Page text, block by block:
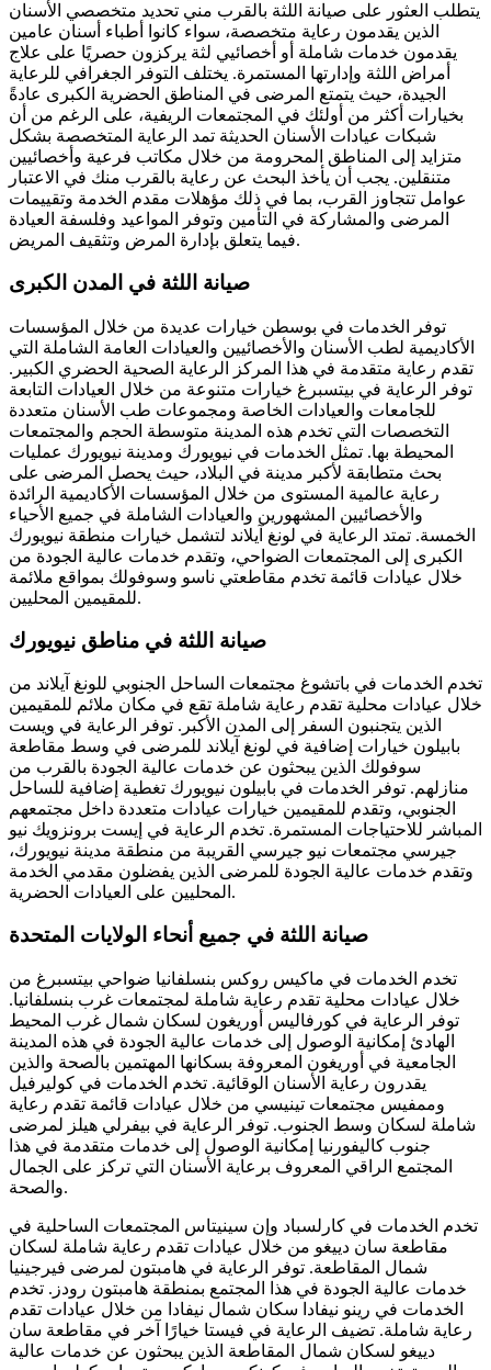
يتطلب العثور على صيانة اللثة بالقرب مني تحديد متخصصي الأسنان
الذين يقدمون رعاية متخصصة، سواء كانوا أطباء أسنان عامين
يقدمون خدمات شاملة أو أخصائيي لثة يركزون حصريًا على علاج
أمراض اللثة وإدارتها المستمرة. يختلف التوفر الجغرافي للرعاية
الجيدة، حيث يتمتع المرضى في المناطق الحضرية الكبرى عادةً
بخيارات أكثر من أولئك في المجتمعات الريفية، على الرغم من أن
شبكات عيادات الأسنان الحديثة تمد الرعاية المتخصصة بشكل
متزايد إلى المناطق المحرومة من خلال مكاتب فرعية وأخصائيين
متنقلين. يجب أن يأخذ البحث عن رعاية بالقرب منك في الاعتبار
عوامل تتجاوز القرب، بما في ذلك مؤهلات مقدم الخدمة وتقييمات
المرضى والمشاركة في التأمين وتوفر المواعيد وفلسفة العيادة
فيما يتعلق بإدارة المرض وتثقيف المريض.
صيانة اللثة في المدن الكبرى
توفر الخدمات في بوسطن خيارات عديدة من خلال المؤسسات
الأكاديمية لطب الأسنان والأخصائيين والعيادات العامة الشاملة التي
تقدم رعاية متقدمة في هذا المركز الرعاية الصحية الحضري الكبير.
توفر الرعاية في بيتسبرغ خيارات متنوعة من خلال العيادات التابعة
للجامعات والعيادات الخاصة ومجموعات طب الأسنان متعددة
التخصصات التي تخدم هذه المدينة متوسطة الحجم والمجتمعات
المحيطة بها. تمثل الخدمات في نيويورك ومدينة نيويورك عمليات
بحث متطابقة لأكبر مدينة في البلاد، حيث يحصل المرضى على
رعاية عالمية المستوى من خلال المؤسسات الأكاديمية الرائدة
والأخصائيين المشهورين والعيادات الشاملة في جميع الأحياء
الخمسة. تمتد الرعاية في لونغ آيلاند لتشمل خيارات منطقة نيويورك
الكبرى إلى المجتمعات الضواحي، وتقدم خدمات عالية الجودة من
خلال عيادات قائمة تخدم مقاطعتي ناسو وسوفولك بمواقع ملائمة
للمقيمين المحليين.
صيانة اللثة في مناطق نيويورك
تخدم الخدمات في باتشوغ مجتمعات الساحل الجنوبي للونغ آيلاند من
خلال عيادات محلية تقدم رعاية شاملة تقع في مكان ملائم للمقيمين
الذين يتجنبون السفر إلى المدن الأكبر. توفر الرعاية في ويست
بابيلون خيارات إضافية في لونغ آيلاند للمرضى في وسط مقاطعة
سوفولك الذين يبحثون عن خدمات عالية الجودة بالقرب من
منازلهم. توفر الخدمات في بابيلون نيويورك تغطية إضافية للساحل
الجنوبي، وتقدم للمقيمين خيارات عيادات متعددة داخل مجتمعهم
المباشر للاحتياجات المستمرة. تخدم الرعاية في إيست برونزويك نيو
جيرسي مجتمعات نيو جيرسي القريبة من منطقة مدينة نيويورك،
وتقدم خدمات عالية الجودة للمرضى الذين يفضلون مقدمي الخدمة
المحليين على العيادات الحضرية.
صيانة اللثة في جميع أنحاء الولايات المتحدة
تخدم الخدمات في ماكيس روكس بنسلفانيا ضواحي بيتسبرغ من
خلال عيادات محلية تقدم رعاية شاملة لمجتمعات غرب بنسلفانيا.
توفر الرعاية في كورفاليس أوريغون لسكان شمال غرب المحيط
الهادئ إمكانية الوصول إلى خدمات عالية الجودة في هذه المدينة
الجامعية في أوريغون المعروفة بسكانها المهتمين بالصحة والذين
يقدرون رعاية الأسنان الوقائية. تخدم الخدمات في كوليرفيل
وممفيس مجتمعات تينيسي من خلال عيادات قائمة تقدم رعاية
شاملة لسكان وسط الجنوب. توفر الرعاية في بيفرلي هيلز لمرضى
جنوب كاليفورنيا إمكانية الوصول إلى خدمات متقدمة في هذا
المجتمع الراقي المعروف برعاية الأسنان التي تركز على الجمال
والصحة.
تخدم الخدمات في كارلسباد وإن سينيتاس المجتمعات الساحلية في
مقاطعة سان دييغو من خلال عيادات تقدم رعاية شاملة لسكان
شمال المقاطعة. توفر الرعاية في هامبتون لمرضى فيرجينيا
خدمات عالية الجودة في هذا المجتمع بمنطقة هامبتون رودز. تخدم
الخدمات في رينو نيفادا سكان شمال نيفادا من خلال عيادات تقدم
رعاية شاملة. تضيف الرعاية في فيستا خيارًا آخر في مقاطعة سان
دييغو لسكان شمال المقاطعة الذين يبحثون عن خدمات عالية